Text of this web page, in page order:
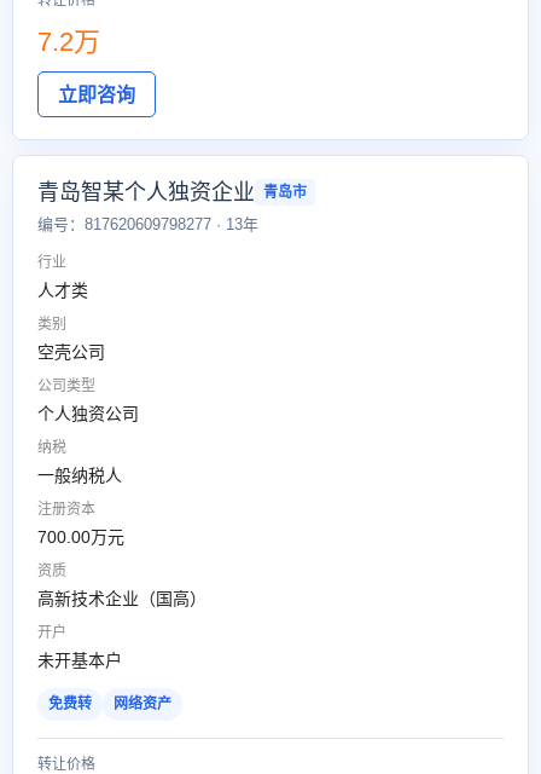
7.2万
立即咨询
青岛智某个人独资企业 青岛市
编号：817620609798277 · 13年
行业
人才类
类别
空壳公司
公司类型
个人独资公司
纳税
一般纳税人
注册资本
700.00万元
资质
高新技术企业（国高）
开户
未开基本户
免费转 网络资产
转让价格